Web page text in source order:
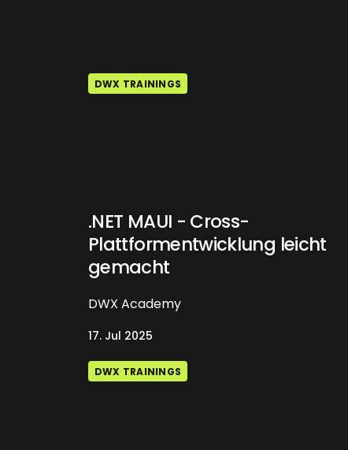
DWX TRAININGS
.NET MAUI - Cross-
Plattformentwicklung leicht
gemacht
DWX Academy
17. Jul 2025
DWX TRAININGS